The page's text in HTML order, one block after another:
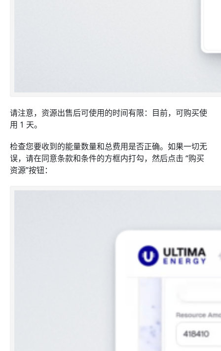
请注意，资源出售后可使用的时间有限：目前，可购买使
用 1 天。
检查您要收到的能量数量和总费用是否正确。如果一切无
误，请在同意条款和条件的方框内打勾，然后点击 “购买
资源”按钮：